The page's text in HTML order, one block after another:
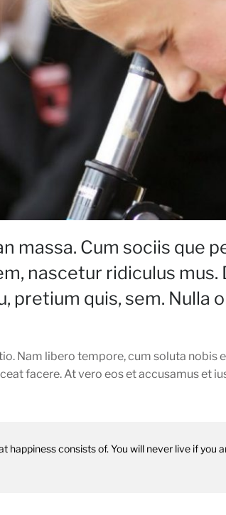
massa. Cum sociis que
nascetur ridiculus mus.
pretium quis, sem. Nulla
Nam libero tempore, cum soluta nobis
facere. At vero eos et accusamus et
happiness consists of. You will never live if you